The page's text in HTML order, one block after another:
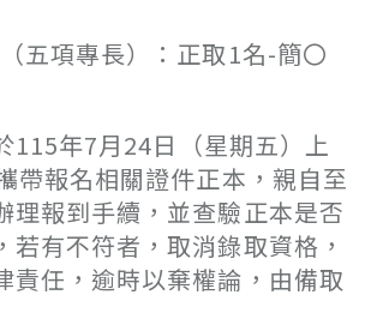
五項專長）：正取1名-簡〇
115年7月24日（星期五）上
帶報名相關證件正本，親自至
理報到手續，並查驗正本是否
若有不符者，取消錄取資格，
責任，逾時以棄權論，由備取